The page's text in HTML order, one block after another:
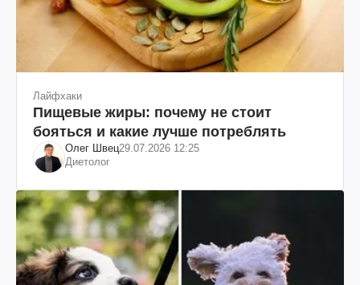
Лайфхаки
Пищевые жиры: почему не стоит
бояться и какие лучше потреблять
Олег Швец29.07.2026 12:25
Диетолог